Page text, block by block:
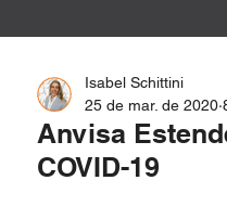
Anvisa
COVID-19
Isabel Schittini
25 de mar. de 2020